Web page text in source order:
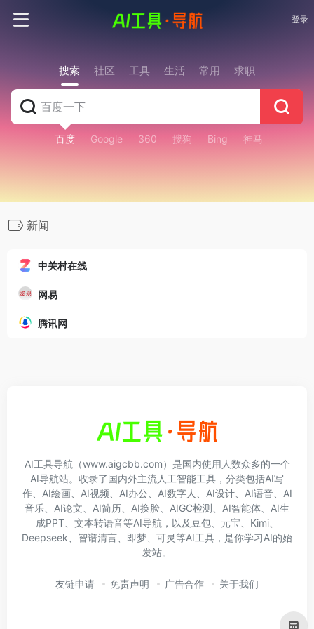
登录
搜索 社区 工具 生活 常用 求职
百度 Google 360 搜狗 Bing 神马
新闻
中关村在线
网易
腾讯网
AI工具导航（www.aigcbb.com）是国内使用人数众多的一个
AI导航站。收录了国内外主流人工智能工具，分类包括AI写
作、AI绘画、AI视频、AI办公、AI数字人、AI设计、AI语音、AI
音乐、AI论文、AI简历、AI换脸、AIGC检测、AI智能体、AI生
成PPT、文本转语音等AI导航，以及豆包、元宝、Kimi、
Deepseek、智谱清言、即梦、可灵等AI工具，是你学习AI的始
发站。
友链申请 免责声明 广告合作 关于我们